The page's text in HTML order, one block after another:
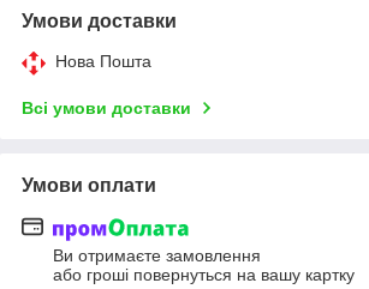
Умови доставки
Нова Пошта
Всі умови доставки
Умови оплати
Ви отримаєте замовлення
або гроші повернуться на вашу картку